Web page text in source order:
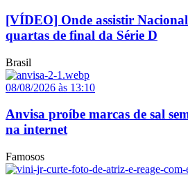
[VÍDEO] Onde assistir
quartas de final da Série D
Brasil
08/08/2026 às 13:10
Anvisa proíbe marcas de sal
na internet
Famosos